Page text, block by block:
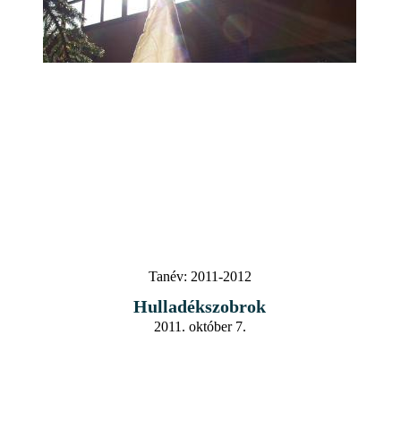
Tanév: 2011-2012
Hulladékszobrok
2011. október 7.